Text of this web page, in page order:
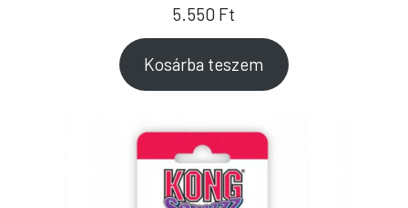
5.550 Ft
Kosárba teszem